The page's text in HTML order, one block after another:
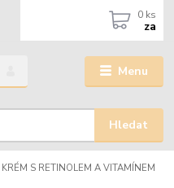
Menu
Hledat
0 ks
za
KRÉM S RETINOLEM A VITAMÍNEM